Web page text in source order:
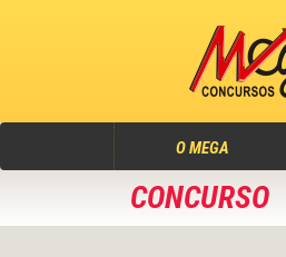
O MEGA(atual)
CONCURSO